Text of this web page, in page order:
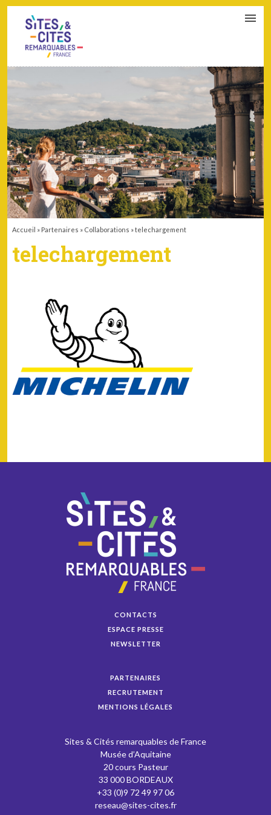
Accueil » Partenaires » Collaborations »telechargement
telechargement
CONTACTS
ESPACE PRESSE
NEWSLETTER
PARTENAIRES
RECRUTEMENT
MENTIONS LÉGALES
Sites & Cités remarquables de France
Musée d’Aquitaine
20 cours Pasteur
33 000 BORDEAUX
+33 (0)9 72 49 97 06
reseau@sites-cites.fr